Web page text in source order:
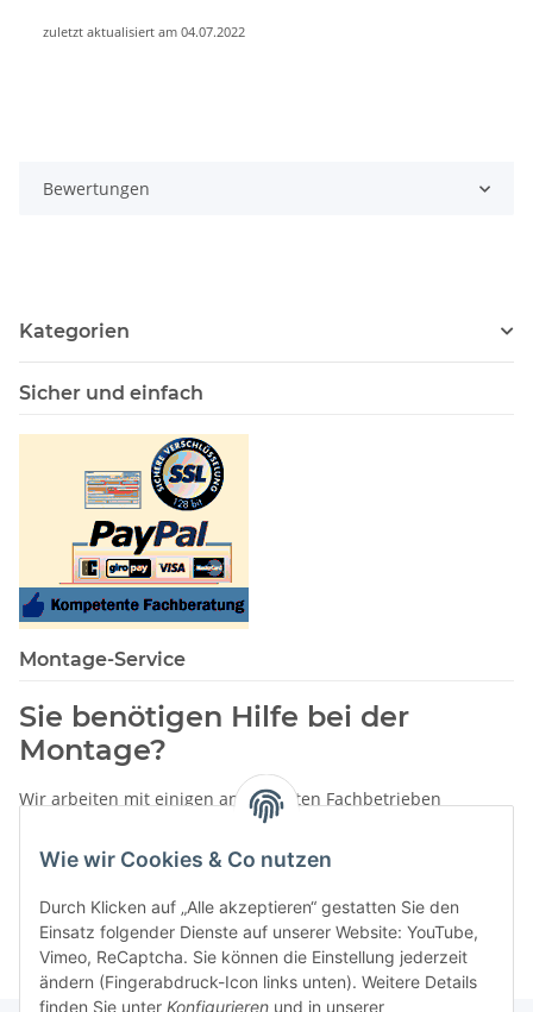
Wie wir Cookies & Co nutzen
Durch Klicken auf „Alle akzeptieren“ gestatten Sie den
Einsatz folgender Dienste auf unserer Website: YouTube,
Vimeo, ReCaptcha. Sie können die Einstellung jederzeit
ändern (Fingerabdruck-Icon links unten). Weitere Details
finden Sie unter Konfigurieren und in unserer
zuletzt aktualisiert am 04.07.2022
Bewertungen
Kategorien
Sicher und einfach
Montage-Service
Sie benötigen Hilfe bei der
Montage?
Wir arbeiten mit einigen anerkannten Fachbetrieben
Rufen Sie uns einfach an:
oder schreiben Sie uns eine eMail!